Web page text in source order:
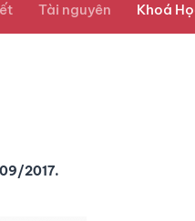
Tài nguyên Khoá
2017.